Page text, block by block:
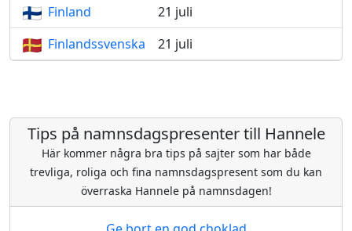
Finland
21 juli
Finlandssvenska
21 juli
Tips på namnsdagspresenter till Hannele
Här kommer några bra tips på sajter som har både
trevliga, roliga och fina namnsdagspresent som du kan
överraska Hannele på namnsdagen!